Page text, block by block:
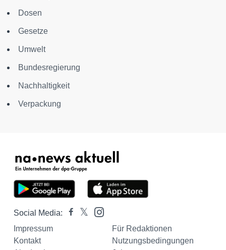
Dosen
Gesetze
Umwelt
Bundesregierung
Nachhaltigkeit
Verpackung
Social Media:
Impressum
Für Redaktionen
Kontakt
Nutzungsbedingungen